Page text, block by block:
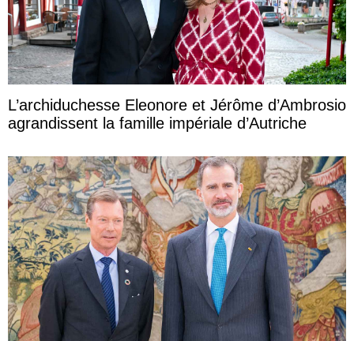
L’archiduchesse Eleonore et Jérôme d’Ambrosio
agrandissent la famille impériale d’Autriche